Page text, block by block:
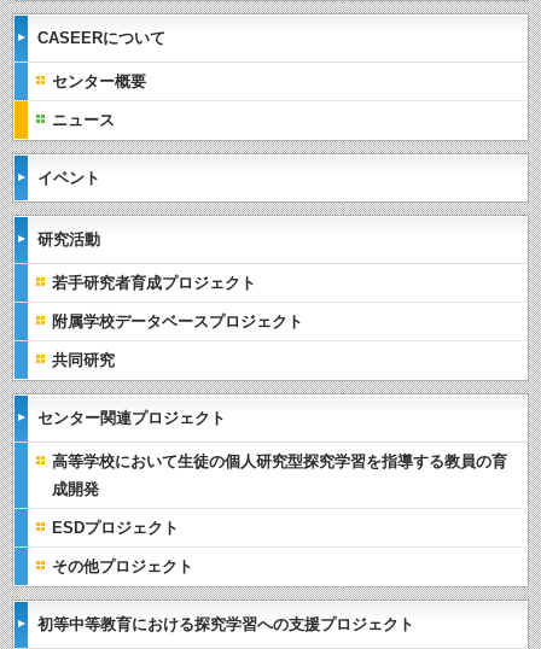
CASEERについて
センター概要
ニュース
イベント
研究活動
若手研究者育成プロジェクト
附属学校データベースプロジェクト
共同研究
センター関連プロジェクト
高等学校において生徒の個人研究型探究学習を指導する教員の育
成開発
ESDプロジェクト
その他プロジェクト
初等中等教育における探究学習への支援プロジェクト